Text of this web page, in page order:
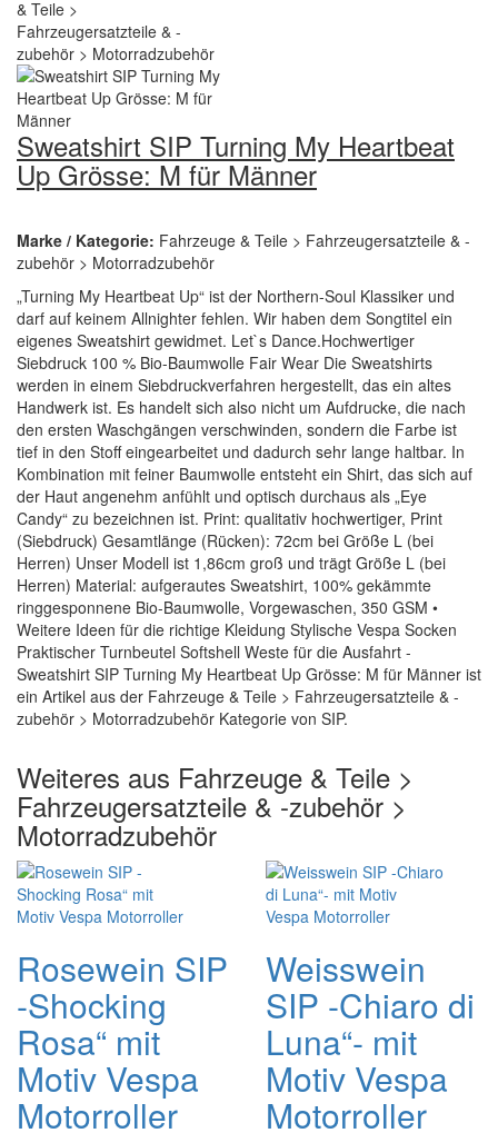
Sweatshirt SIP Turning My Heartbeat
Up Grösse: M für Männer
Marke / Kategorie: Fahrzeuge & Teile > Fahrzeugersatzteile & -
zubehör > Motorradzubehör
„Turning My Heartbeat Up“ ist der Northern-Soul Klassiker und
darf auf keinem Allnighter fehlen. Wir haben dem Songtitel ein
eigenes Sweatshirt gewidmet. Let`s Dance.Hochwertiger
Siebdruck 100 % Bio-Baumwolle Fair Wear Die Sweatshirts
werden in einem Siebdruckverfahren hergestellt, das ein altes
Handwerk ist. Es handelt sich also nicht um Aufdrucke, die nach
den ersten Waschgängen verschwinden, sondern die Farbe ist
tief in den Stoff eingearbeitet und dadurch sehr lange haltbar. In
Kombination mit feiner Baumwolle entsteht ein Shirt, das sich auf
der Haut angenehm anfühlt und optisch durchaus als „Eye
Candy“ zu bezeichnen ist. Print: qualitativ hochwertiger, Print
(Siebdruck) Gesamtlänge (Rücken): 72cm bei Größe L (bei
Herren) Unser Modell ist 1,86cm groß und trägt Größe L (bei
Herren) Material: aufgerautes Sweatshirt, 100% gekämmte
ringgesponnene Bio-Baumwolle, Vorgewaschen, 350 GSM •
Weitere Ideen für die richtige Kleidung Stylische Vespa Socken
Praktischer Turnbeutel Softshell Weste für die Ausfahrt -
Sweatshirt SIP Turning My Heartbeat Up Grösse: M für Männer ist
ein Artikel aus der Fahrzeuge & Teile > Fahrzeugersatzteile & -
zubehör > Motorradzubehör Kategorie von SIP.
Weiteres aus Fahrzeuge & Teile >
Fahrzeugersatzteile & -zubehör >
Motorradzubehör
Rosewein SIP
-Shocking
Rosa“ mit
Motiv Vespa
Motorroller
Weisswein
SIP -Chiaro di
Luna“- mit
Motiv Vespa
Motorroller